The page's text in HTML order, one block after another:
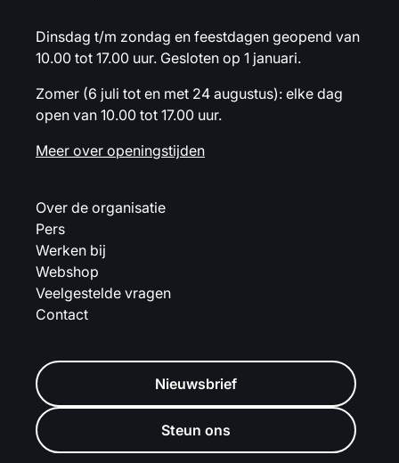
Dinsdag t/m zondag en feestdagen geopend van
10.00 tot 17.00 uur. Gesloten op 1 januari.
Zomer (6 juli tot en met 24 augustus): elke dag
open van 10.00 tot 17.00 uur.
Meer over openingstijden
Over de organisatie
Pers
Werken bij
Webshop
Veelgestelde vragen
Contact
Nieuwsbrief
Steun ons